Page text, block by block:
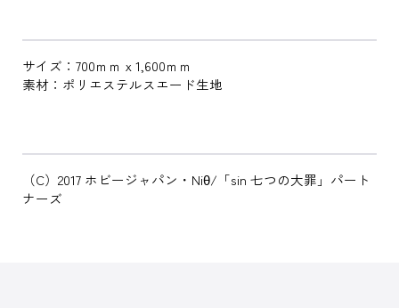
サイズ：700ｍｍｘ1,600ｍｍ
素材：ポリエステルスエード生地
（C）2017 ホビージャパン・Niθ/「sin 七つの大罪」パート
ナーズ